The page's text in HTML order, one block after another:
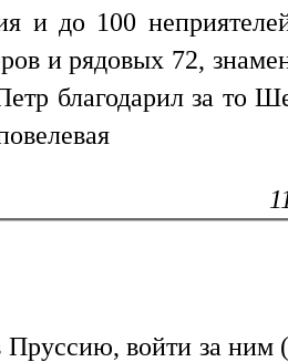
и до 100
и рядовых 72,
благодарил за то
Пруссию, войти за ним